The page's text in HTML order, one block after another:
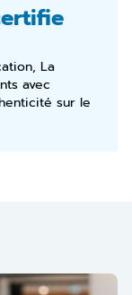
La
avec
sur le